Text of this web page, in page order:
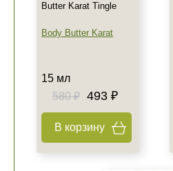
Butter Karat Tingle
Body Butter Karat
15 мл
580 ₽
493 ₽
В корзину